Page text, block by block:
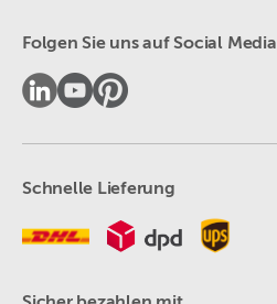
Folgen Sie uns auf Social Media
Schnelle Lieferung